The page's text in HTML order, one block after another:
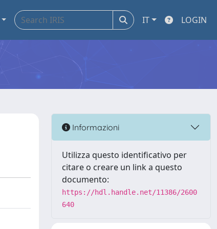
IT LOGIN
Informazioni
Utilizza questo identificativo per
citare o creare un link a questo
documento:
https://hdl.handle.net/11386/2600
640